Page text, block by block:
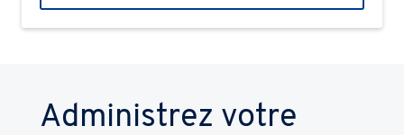
Administrez votre